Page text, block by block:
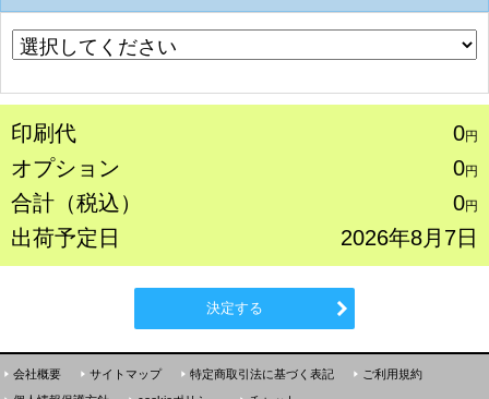
印刷代 0円
オプション 0円
合計（税込） 0円
出荷予定日 2026年8月7日
決定する
会社概要 サイトマップ 特定商取引法に基づく表記
ご利用規約